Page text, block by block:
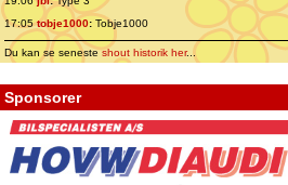
17:05tobje1000: Tobje1000
Du kan se senesteshout historik her...
Sponsorer